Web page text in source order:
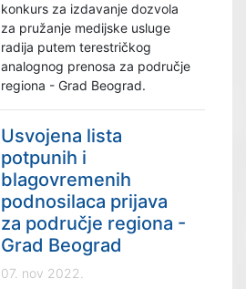
konkurs za izdavanje dozvola
za pružanje medijske usluge
radija putem terestričkog
analognog prenosa za područje
regiona - Grad Beograd.
Usvojena lista
potpunih i
blagovremenih
podnosilaca prijava
za područje regiona -
Grad Beograd
07. nov 2022.